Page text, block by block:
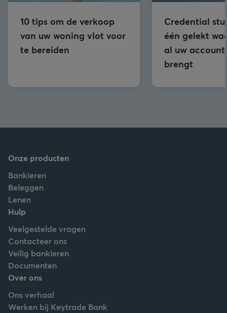
10 tips om de verkoop
van uw woning vlot voor
te bereiden
Credential
één gelekt
al uw
brengt
Onze producten
Bankieren
Beleggen
Lenen
Hulp
Veelgestelde vragen
Contacteer ons
Veilig bankieren
Documenten
Over ons
Ons verhaal
Werken bij Keytrade Bank